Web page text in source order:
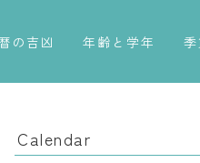
の吉凶
日・縁起の良い日
年齢と学年
年齢・干支
紋切り遊び
Calendar